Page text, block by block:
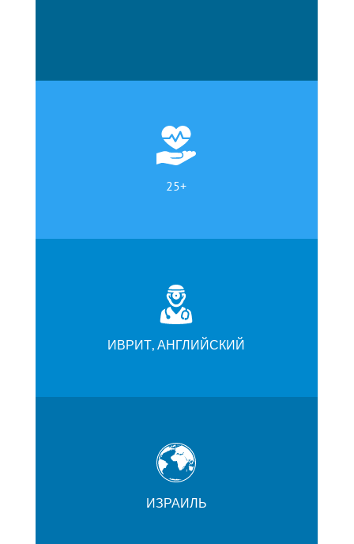
25+
ИВРИТ, АНГЛИЙСКИЙ
ИЗРАИЛЬ